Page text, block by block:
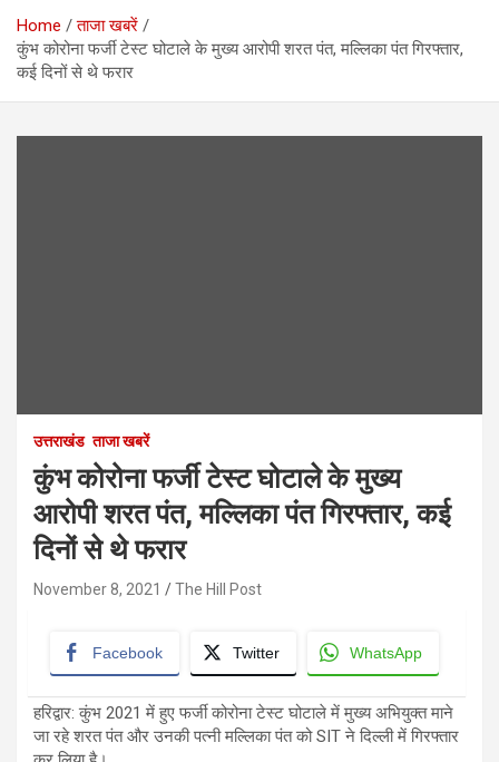
Home
ताजा खबरें
कुंभ कोरोना फर्जी टेस्ट घोटाले के मुख्य आरोपी शरत पंत, मल्लिका पंत गिरफ्तार,
कई दिनों से थे फरार
उत्तराखंड ताजा खबरें
कुंभ कोरोना फर्जी टेस्ट घोटाले के मुख्य
आरोपी शरत पंत, मल्लिका पंत गिरफ्तार, कई
दिनों से थे फरार
November 8, 2021 The Hill Post
Facebook Twitter WhatsApp
हरिद्वार: कुंभ 2021 में हुए फर्जी कोरोना टेस्ट घोटाले में मुख्य अभियुक्त माने
जा रहे शरत पंत और उनकी पत्नी मल्लिका पंत को SIT ने दिल्ली में गिरफ्तार